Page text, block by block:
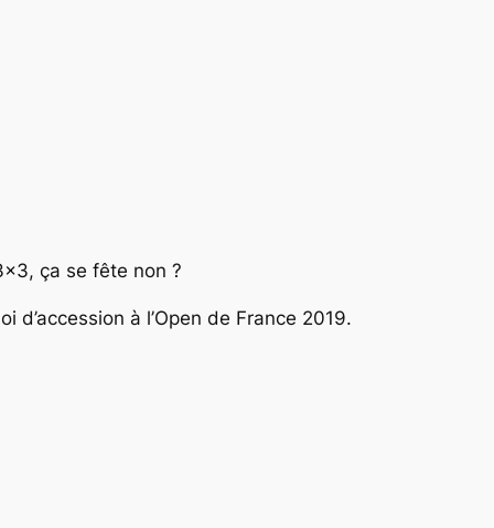
ça se fête non ?
à l’Open de France 2019.